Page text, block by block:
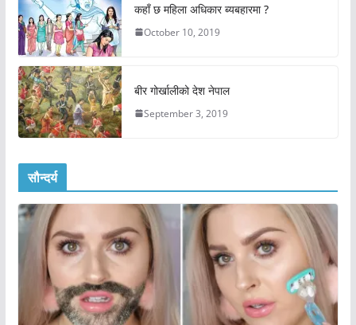
कहाँ छ महिला अधिकार ब्यबहारमा ?
October 10, 2019
बीर गोर्खालीको देश नेपाल
September 3, 2019
सौन्दर्य